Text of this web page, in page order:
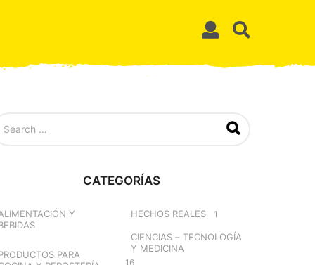
CATEGORÍAS
Y
PARA
HECHOS REALES 1
CIENCIAS – TECNOLOGÍA
Y MEDICINA
16